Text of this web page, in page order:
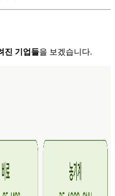
진 기업들을 보겠습니다.